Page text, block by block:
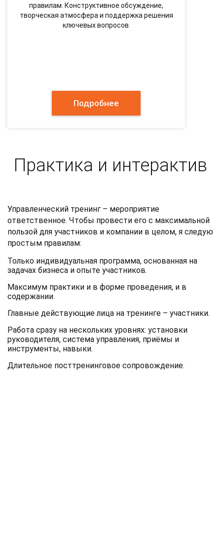
правилам. Конструктивное обсуждение,
творческая атмосфера и поддержка решения
ключевых вопросов.
Подробнее
Практика и интерактив
Управленческий тренинг – мероприятие
ответственное. Чтобы провести его с максимальной
пользой для участников и компании в целом, я следую
простым правилам:
Только индивидуальная программа, основанная на
задачах бизнеса и опыте участников.
Максимум практики и в форме проведения, и в
содержании.
Главные действующие лица на тренинге – участники.
Работа сразу на нескольких уровнях: установки
руководителя, система управления, приёмы и
инструменты, навыки.
Длительное посттренинговое сопровождение.